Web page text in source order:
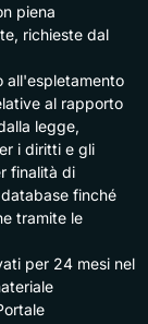
piena
richieste dal
all'espletamento
al rapporto
legge,
i diritti e gli
finalità di
finché
tramite le
per 24 mesi nel